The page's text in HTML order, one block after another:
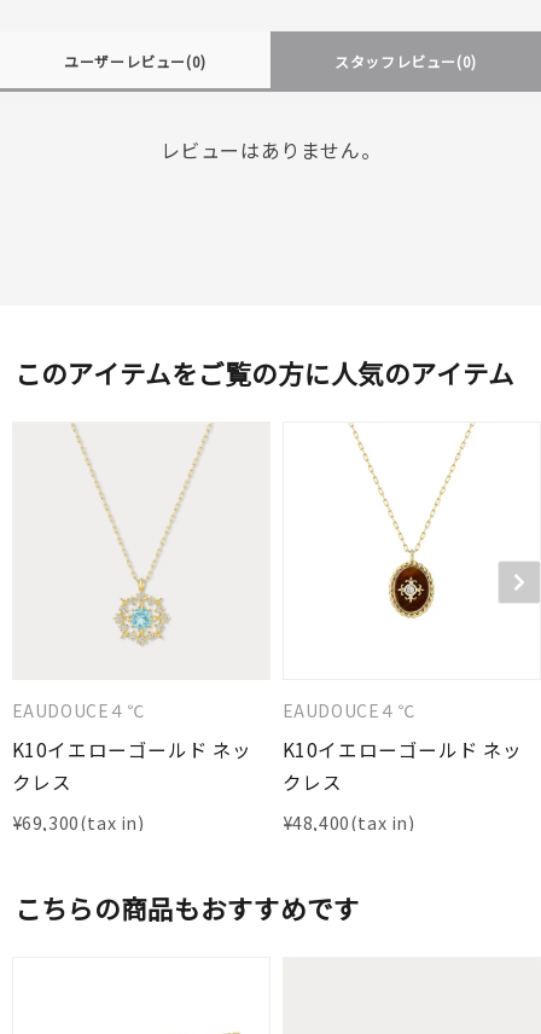
ユーザーレビュー(0) スタッフレビュー(0)
レビューはありません。
このアイテムをご覧の方に人気のアイテム
EAUDOUCE４℃
K10イエローゴールド ネッ
クレス
¥69,300
EAUDOUCE４℃
K10イエローゴールド ネッ
クレス
¥48,400
こちらの商品もおすすめです